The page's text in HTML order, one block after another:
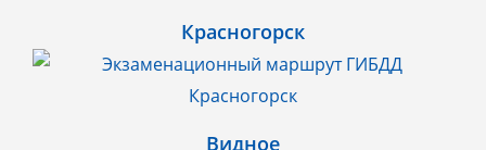
Красногорск
Видное